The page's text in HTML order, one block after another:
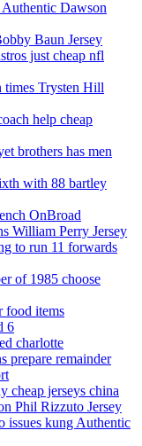
Dawson
Baun Jersey
just cheap nfl
times Trysten Hill
help cheap
brothers has men
with 88 bartley
OnBroad
William Perry Jersey
to run 11 forwards
of 1985 choose
food items
6
charlotte
prepare remainder
cheap jerseys china
Phil Rizzuto Jersey
issues kung Authentic